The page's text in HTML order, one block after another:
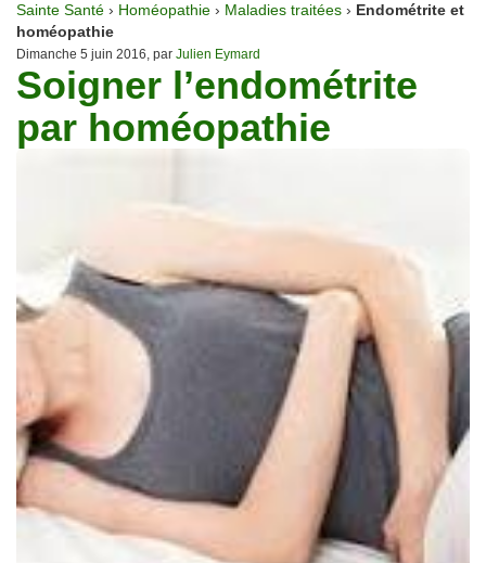
Nutrition
Pathologie
Psychologie
Sainte Santé › Homéopathie › Maladies traitées › Endométrite et
homéopathie
Dimanche 5 juin 2016, par Julien Eymard
Soigner l’endométrite
par homéopathie